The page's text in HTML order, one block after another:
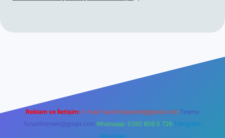
Reklam ve İletişim: E-mail: backlinkpaneli@gmail.com Teams:
forumhizmeti@gmail.com Whatsapp: 0262 606 0 726 Telegram:
@karabul